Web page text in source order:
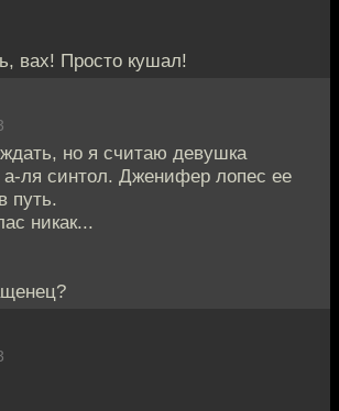
вах! Просто кушал!
но я считаю девушка
а-ля синтол. Дженифер лопес ее
путь.
никак...